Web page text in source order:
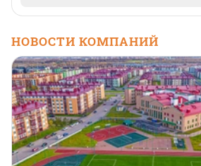
НОВОСТИ КОМПАНИЙ